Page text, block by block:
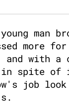
man
more for
with a
in spite
job